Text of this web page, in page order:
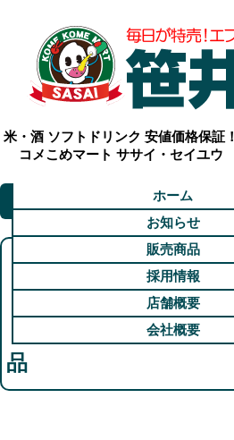
米・酒 ソフトドリンク 安値価格保証！
コメこめマート ササイ・セイユウ
ホーム
お知らせ
販売商品
採用情報
店舗概要
会社概要
品